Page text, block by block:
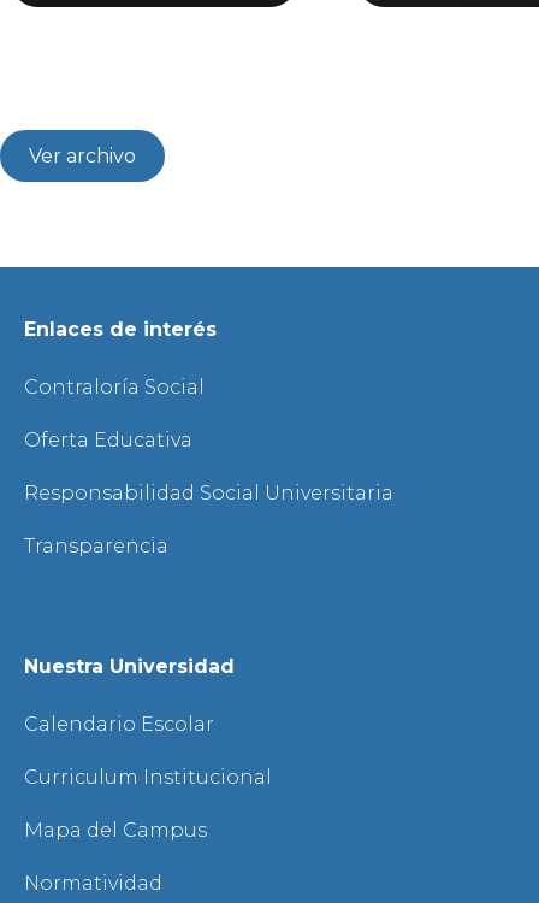
Ver archivo
Enlaces de interés
Contraloría Social
Oferta Educativa
Responsabilidad Social Universitaria
Transparencia
Nuestra Universidad
Calendario Escolar
Curriculum Institucional
Mapa del Campus
Normatividad